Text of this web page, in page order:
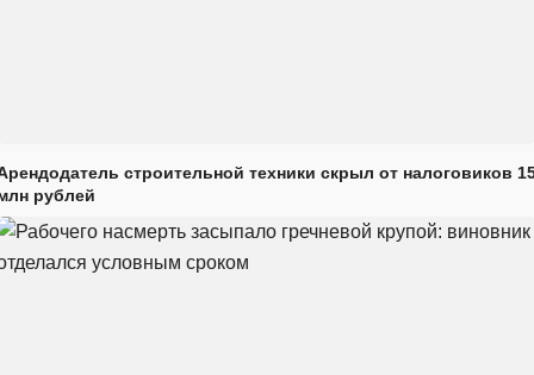
строительной техники скрыл от налоговиков
рублей